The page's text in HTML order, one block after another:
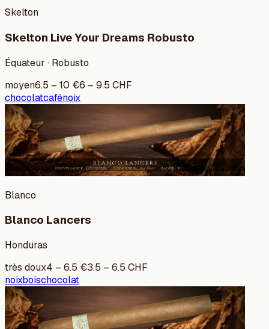
Skelton
Skelton Live Your Dreams Robusto
Équateur · Robusto
moyen6.5 – 10 €6 – 9.5 CHF
chocolatcafénoix
Blanco
Blanco Lancers
Honduras
très doux4 – 6.5 €3.5 – 6.5 CHF
noixboischocolat